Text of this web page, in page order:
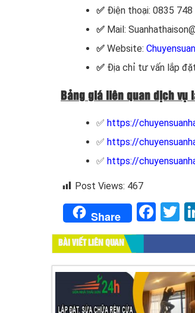
✅ Điện thoại: 0835 748
✅ Mail:
✅ Website:
✅ Địa chỉ tư vấn lắp
Bảng giá liên quan dịch vụ
✅ https://
✅ https://
✅ https://
Post Views: 467
Share
BÀI VIẾT LIÊN QUAN